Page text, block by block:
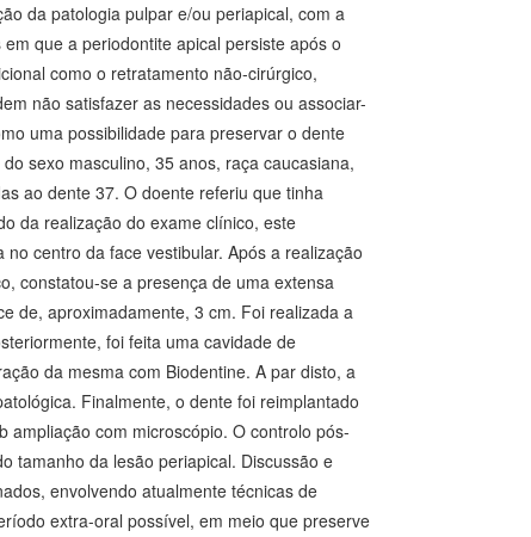
da patologia pulpar e/ou periapical, com a
que a periodontite apical persiste após o
como o retratamento não-cirúrgico,
não satisfazer as necessidades ou associar-
uma possibilidade para preservar o dente
sexo masculino, 35 anos, raça caucasiana,
ao dente 37. O doente referiu que tinha
da realização do exame clínico, este
centro da face vestibular. Após a realização
constatou-se a presença de uma extensa
de, aproximadamente, 3 cm. Foi realizada a
foi feita uma cavidade de
da mesma com Biodentine. A par disto, a
Finalmente, o dente foi reimplantado
ampliação com microscópio. O controlo pós-
tamanho da lesão periapical. Discussão e
envolvendo atualmente técnicas de
extra-oral possível, em meio que preserve